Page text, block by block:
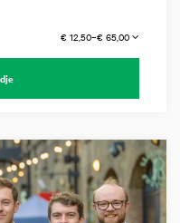
€ 12,50–€ 65,00